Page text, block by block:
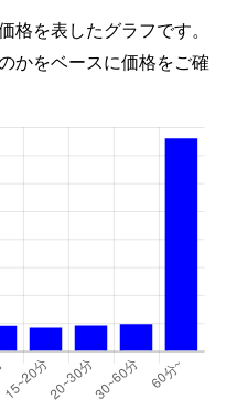
を表したグラフです。
かをベースに価格をご確